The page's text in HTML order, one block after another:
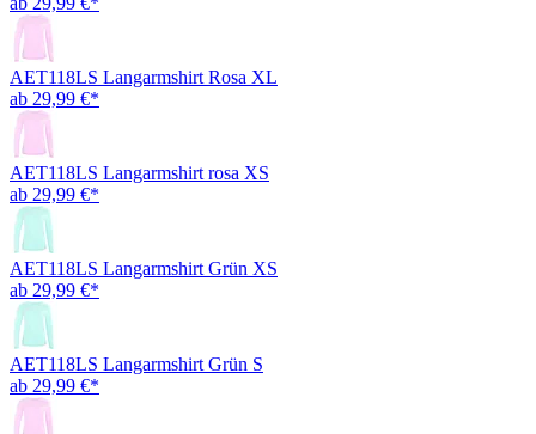
AET118LS Langarmshirt Rosa XL
ab 29,99 €*
AET118LS Langarmshirt rosa XS
ab 29,99 €*
AET118LS Langarmshirt Grün XS
ab 29,99 €*
AET118LS Langarmshirt Grün S
ab 29,99 €*